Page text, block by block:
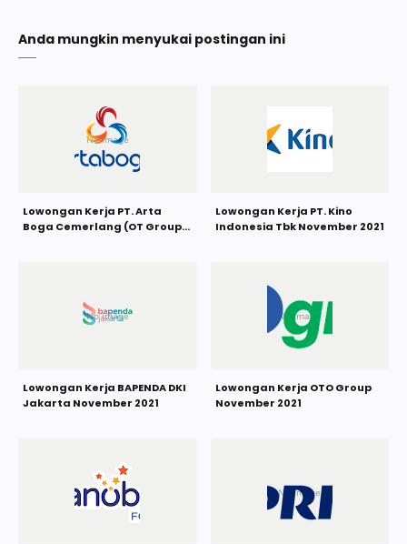
Anda mungkin menyukai postingan ini
Lowongan Kerja PT. Arta
Boga Cemerlang (OT Group)
Lowongan Kerja PT. Kino
Indonesia Tbk November 2021
Lowongan Kerja BAPENDA DKI
Jakarta November 2021
Lowongan Kerja OTO Group
November 2021